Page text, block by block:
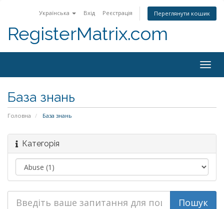
Українська Вхід Реєстрація Переглянути кошик
RegisterMatrix.com
База знань
Головна База знань
Категорія